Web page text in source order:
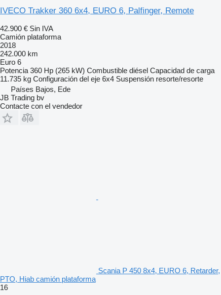
IVECO Trakker 360 6x4, EURO 6, Palfinger, Remote
42.900 € Sin IVA
Camión plataforma
2018
242.000 km
Euro 6
Potencia 360 Hp (265 kW) Combustible diésel Capacidad de carga
11.735 kg Configuración del eje 6x4 Suspensión resorte/resorte
Países Bajos, Ede
JB Trading bv
Contacte con el vendedor
Scania P 450 8x4, EURO 6, Retarder,
PTO, Hiab camión plataforma
16